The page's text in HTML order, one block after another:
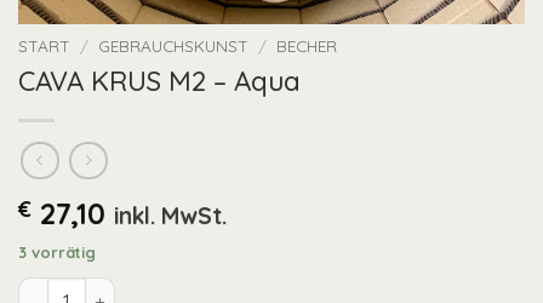
START / GEBRAUCHSKUNST / BECHER
CAVA KRUS M2 – Aqua
€ 27,10 inkl. MwSt.
3 vorrätig
CAVA KRUS M2 - Aqua Menge